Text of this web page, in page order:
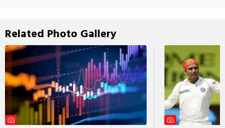
Related Photo Gallery